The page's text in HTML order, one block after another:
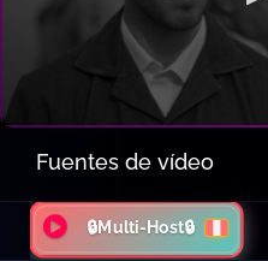
Fuentes de vídeo
🔒Multi-Host🔒